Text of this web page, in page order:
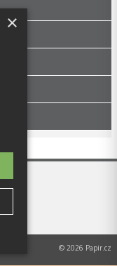
© 2026 Papir.cz
×